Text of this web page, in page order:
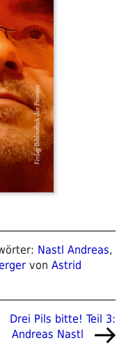
Nastl Andreas,
von Astrid
Nächster
Beitrag
Drei Pils bitte! Teil 3:
Andreas Nastl